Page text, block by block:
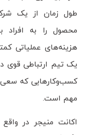
طول زمان از یک
محصول را به افراد
هزینه‌های عملیاتی
یک تیم ارتباطی قوی
کسب‌وکارهایی که سعی
مهم است.
اکانت منیجر در